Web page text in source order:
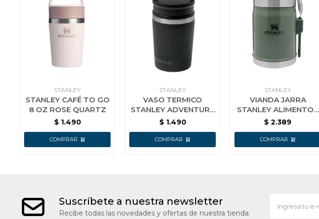
STANLEY
STANLEY CAFÉ TO GO
8 OZ ROSE QUARTZ
$ 1.490
STANLEY
VASO TERMICO
STANLEY ADVENTURE
NEGRO INOX MUG 8
$ 1.490
STANLEY
VIANDA JARRA
STANLEY ALIMENTOS
TERMICA 14OZ 10-
$ 2.389
Suscríbete a nuestra newsletter
Recibe todas las novedades y ofertas de nuestra tienda.